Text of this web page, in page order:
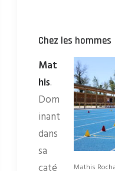
Chez les hommes
Mathis
Mat
his.
Dom
inant
dans
sa